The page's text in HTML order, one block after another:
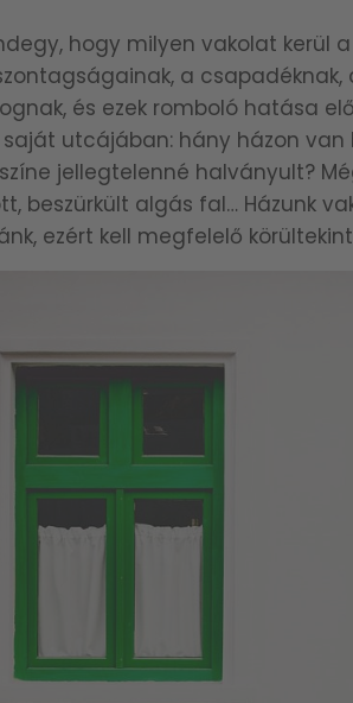
hogy milyen vakolat kerül
a csapadéknak,
és ezek romboló hatása
saját utcájában: hány házon
jellegtelenné halványult?
beszürkült algás fal… Házunk
ezért kell megfelelő